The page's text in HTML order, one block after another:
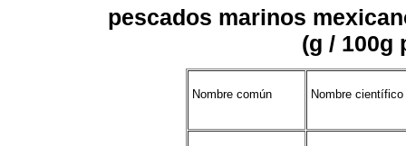
pescados marinos
(g / 100g
Nombre común Nombre científico